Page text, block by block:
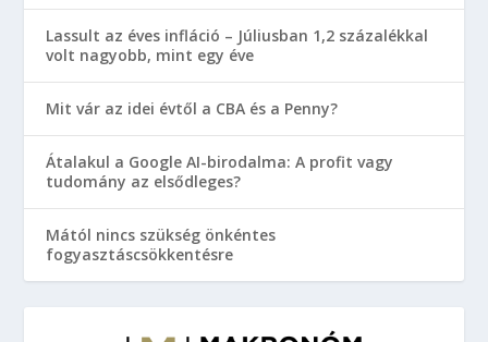
Lassult az éves infláció – Júliusban 1,2 százalékkal
volt nagyobb, mint egy éve
Mit vár az idei évtől a CBA és a Penny?
Átalakul a Google AI-birodalma: A profit vagy
tudomány az elsődleges?
Mától nincs szükség önkéntes
fogyasztáscsökkentésre